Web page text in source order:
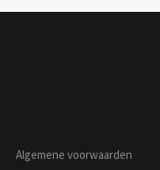
Algemene voorwaarden